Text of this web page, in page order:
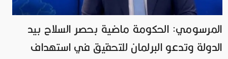
المرسومي: الحكومة ماضية بحصر السلاح بيد
الدولة وتدعو البرلمان للتحقيق في استهداف